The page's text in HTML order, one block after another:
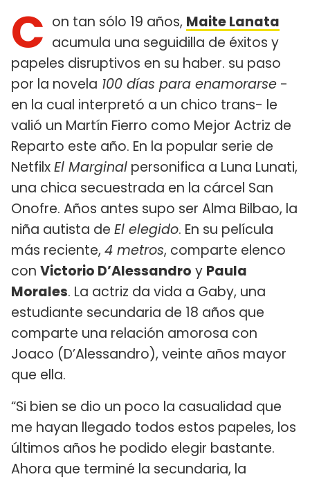
C on tan sólo 19 años, Maite Lanata
acumula una seguidilla de éxitos y
papeles disruptivos en su haber. su paso
por la novela 100 días para enamorarse -
en la cual interpretó a un chico trans- le
valió un Martín Fierro como Mejor Actriz de
Reparto este año. En la popular serie de
NetfilxEl Marginal personifica a Luna Lunati,
una chica secuestrada en la cárcel San
Onofre. Años antes supo ser Alma Bilbao, la
niña autista de El elegido. En su película
más reciente, 4 metros, comparte elenco
con Victorio D’Alessandro y Paula
Morales. La actriz da vida a Gaby, una
estudiante secundaria de 18 años que
comparte una relación amorosa con
Joaco (D’Alessandro), veinte años mayor
que ella.
“Si bien se dio un poco la casualidad que
me hayan llegado todos estos papeles, los
últimos años he podido elegir bastante.
Ahora que terminé la secundaria, la